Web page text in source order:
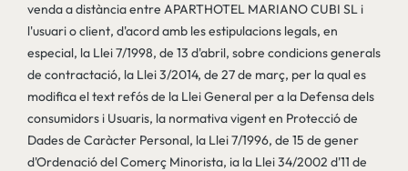
venda a distància entre APARTHOTEL MARIANO CUBI SL i
l'usuari o client, d'acord amb les estipulacions legals, en
especial, la Llei 7/1998, de 13 d'abril, sobre condicions generals
de contractació, la Llei 3/2014, de 27 de març, per la qual es
modifica el text refós de la Llei General per a la Defensa dels
consumidors i Usuaris, la normativa vigent en Protecció de
Dades de Caràcter Personal, la Llei 7/1996, de 15 de gener
d'Ordenació del Comerç Minorista, ia la Llei 34/2002 d'11 de